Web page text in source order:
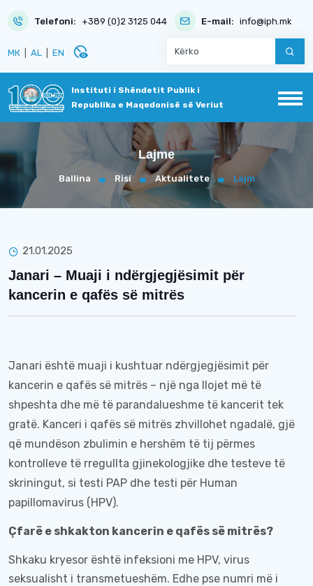
Telefoni: +389 (0)2 3125 044 E-mail: info@iph.mk
МК AL EN disabled_visible
Instituti i Shëndetit Publik i
Republika e Maqedonisë së Veriut
Lajme
Ballina Risi Aktualitete Lajm
21.01.2025
Janari – Muaji i ndërgjegjësimit për
kancerin e qafës së mitrës
Janari është muaji i kushtuar ndërgjegjësimit për
kancerin e qafës së mitrës – një nga llojet më të
shpeshta dhe më të parandalueshme të kancerit tek
gratë. Kanceri i qafës së mitrës zhvillohet ngadalë, gjë
që mundëson zbulimin e hershëm të tij përmes
kontrolleve të rregullta gjinekologjike dhe testeve të
skriningut, si testi PAP dhe testi për Human
papillomavirus (HPV).
Çfarë e shkakton kancerin e qafës së mitrës?
Shkaku kryesor është infeksioni me HPV, virus
seksualisht i transmetueshëm. Edhe pse numri më i